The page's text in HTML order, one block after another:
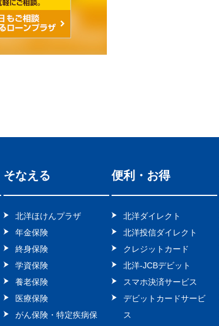
そなえる
北洋ほけんプラザ
年金保険
終身保険
学資保険
養老保険
医療保険
がん保険・特定疾病保
便利・お得
北洋ダイレクト
北洋投信ダイレクト
クレジットカード
北洋-JCBデビット
スマホ決済サービス
デビットカードサービ
ス